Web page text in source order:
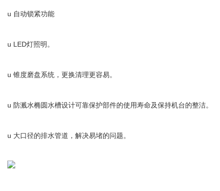
u 自动锁紧功能
u LED灯照明。
u 锥度磨盘系统，更换清理更容易。
u 防溅水椭圆水槽设计可靠保护部件的使用寿命及保持机台的整洁。
u 大口径的排水管道，解决易堵的问题。